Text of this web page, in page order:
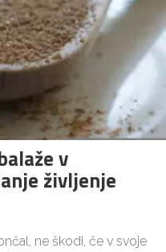
v
življenje
ne škodi, če v svoje